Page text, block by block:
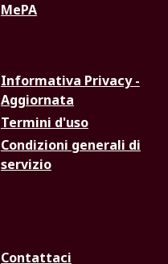
MePA
Informativa Privacy -
Aggiornata
Termini d'uso
Condizioni generali di
servizio
Contattaci